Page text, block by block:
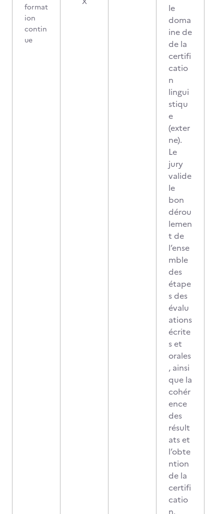
format
ion
contin
ue
le
doma
ine de
de la
certifi
catio
n
lingui
stiqu
e
(exter
ne).
Le
jury
valide
le
bon
dérou
lemen
t de
l’ense
mble
des
étape
s des
évalu
ations
écrite
s et
orales
, ainsi
que la
cohér
ence
des
résult
ats et
l’obte
ntion
de la
certifi
catio
n.